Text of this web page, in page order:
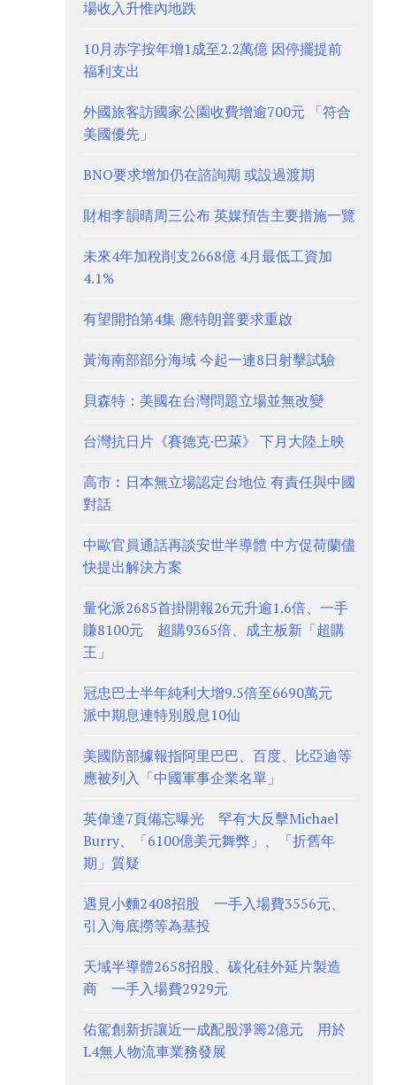
場收入升惟內地跌
10月赤字按年增1成至2.2萬億 因停擺提前
福利支出
外國旅客訪國家公園收費增逾700元 「符合
美國優先」
BNO要求增加仍在諮詢期 或設過渡期
財相李韻晴周三公布 英媒預告主要措施一覽
未來4年加稅削支2668億 4月最低工資加
4.1%
有望開拍第4集 應特朗普要求重啟
黃海南部部分海域 今起一連8日射擊試驗
貝森特：美國在台灣問題立場並無改變
台灣抗日片《賽德克·巴萊》 下月大陸上映
高市︰日本無立場認定台地位 有責任與中國
對話
中歐官員通話再談安世半導體 中方促荷蘭儘
快提出解決方案
量化派2685首掛開報26元升逾1.6倍、一手
賺8100元 超購9365倍、成主板新「超購
王」
冠忠巴士半年純利大增9.5倍至6690萬元
派中期息連特別股息10仙
美國防部據報指阿里巴巴、百度、比亞迪等
應被列入「中國軍事企業名單」
英偉達7頁備忘曝光 罕有大反擊Michael
Burry、「6100億美元舞弊」、「折舊年
期」質疑
遇見小麵2408招股 一手入場費3556元、
引入海底撈等為基投
天域半導體2658招股、碳化硅外延片製造
商 一手入場費2929元
佑駕創新折讓近一成配股淨籌2億元 用於
L4無人物流車業務發展